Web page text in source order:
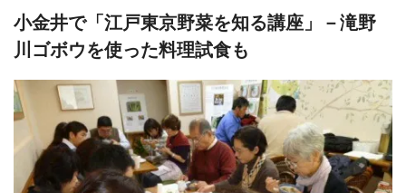
小金井で「江戸東京野菜を知る講座」－滝野
川ゴボウを使った料理試食も